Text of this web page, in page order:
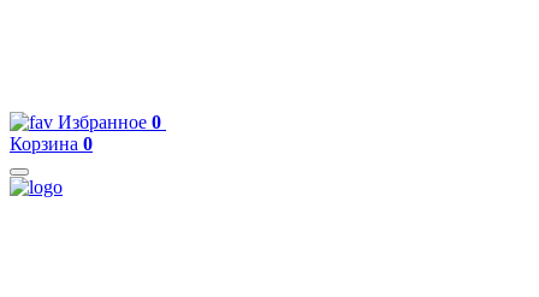
Избранное 0
Корзина 0